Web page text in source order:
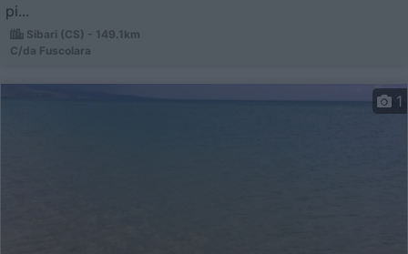
pi...
Sibari (CS) - 149.1km
C/da Fuscolara
1